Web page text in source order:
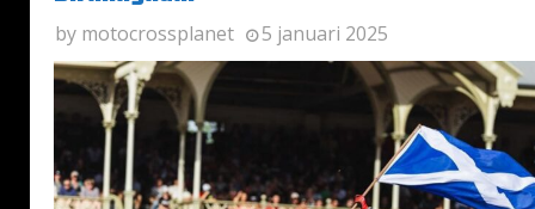
by motocrossplanet 5 januari 2025